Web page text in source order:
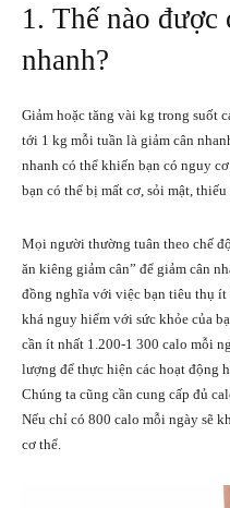
1. Thế nào được
nhanh?
Giảm hoặc tăng vài kg trong suốt
tới 1 kg mỗi tuần là giảm cân
nhanh có thể khiến bạn có nguy
bạn có thể bị mất cơ, sỏi mật,
Mọi người thường tuân theo chế
ăn kiêng giảm cân” để giảm cân
đồng nghĩa với việc bạn tiêu thụ
khá nguy hiểm với sức khỏe của
cần ít nhất 1.200-1 300 calo mỗi
lượng để thực hiện các hoạt động
Chúng ta cũng cần cung cấp đủ
Nếu chỉ có 800 calo mỗi ngày sẽ
cơ thể.